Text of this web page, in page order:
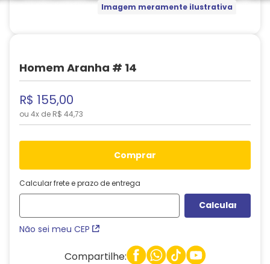
Imagem meramente ilustrativa
Homem Aranha # 14
R$ 155,00
ou 4x de R$ 44,73
comprar
Calcular frete e prazo de entrega
Não sei meu CEP
Compartilhe: